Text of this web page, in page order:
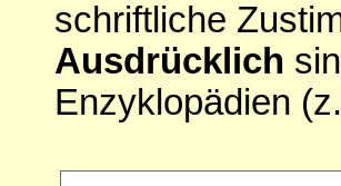
schriftliche
Ausdrücklich
Enzyklopädien